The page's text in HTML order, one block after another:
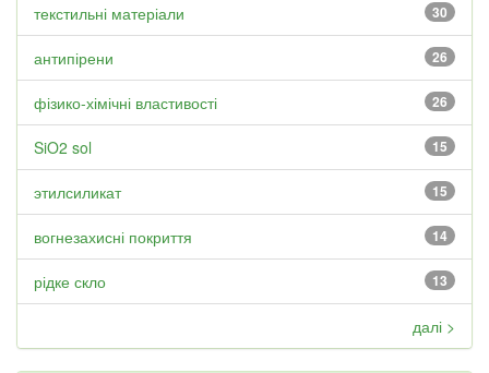
30
текстильні матеріали
26
антипірени
26
фізико-хімічні властивості
15
SiO2 sol
15
этилсиликат
14
вогнезахисні покриття
13
рідке скло
далі >